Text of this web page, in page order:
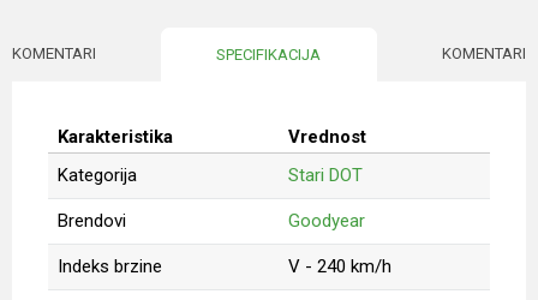
KOMENTARI SPECIFIKACIJA KOMENTARI
Karakteristika
Vrednost
Kategorija
Stari DOT
Brendovi Goodyear
Indeks brzine V - 240 km/h